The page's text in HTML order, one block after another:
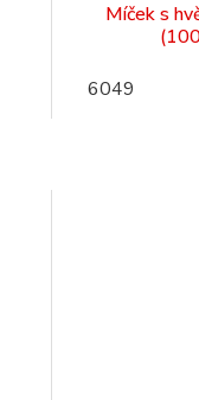
Míček s
6049